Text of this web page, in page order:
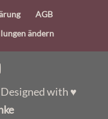
AGB
ändern
with ♥